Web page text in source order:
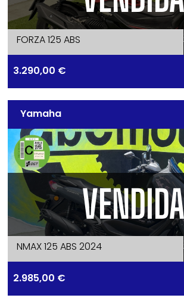
FORZA 125 ABS
3.290,00 €
Yamaha
VENDIDA
NMAX 125 ABS 2024
2.985,00 €